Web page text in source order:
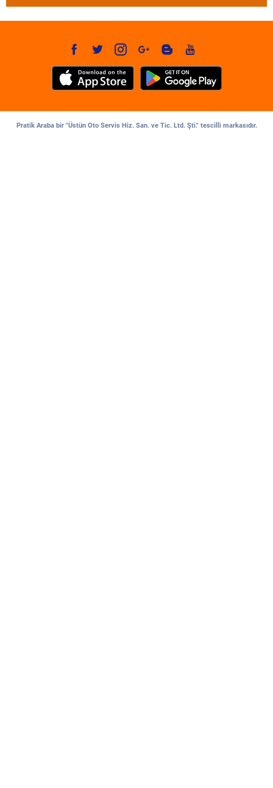
Pratik Araba bir "Üstün Oto Servis Hiz. San. ve Tic. Ltd. Şti." tescilli markasıdır.